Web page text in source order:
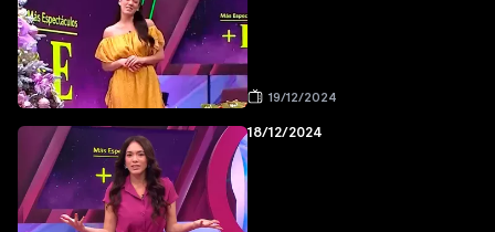
19/12/2024
18/12/2024